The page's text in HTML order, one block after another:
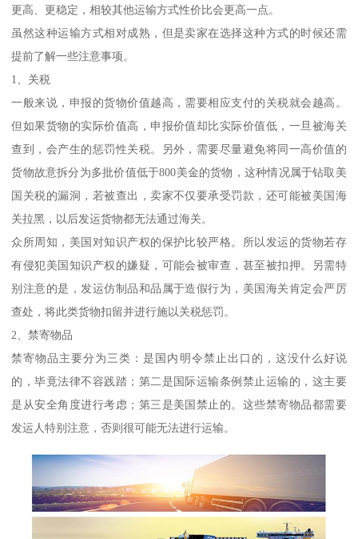
更高、更稳定，相较其他运输方式性价比会更高一点。
虽然这种运输方式相对成熟，但是卖家在选择这种方式的时候还需
提前了解一些注意事项。
1、关税
一般来说，申报的货物价值越高，需要相应支付的关税就会越高。
但如果货物的实际价值高，申报价值却比实际价值低，一旦被海关
查到，会产生的惩罚性关税。另外，需要尽量避免将同一高价值的
货物故意拆分为多批价值低于800美金的货物，这种情况属于钻取美
国关税的漏洞，若被查出，卖家不仅要承受罚款，还可能被美国海
关拉黑，以后发运货物都无法通过海关。
众所周知，美国对知识产权的保护比较严格。所以发运的货物若存
有侵犯美国知识产权的嫌疑，可能会被审查，甚至被扣押。另需特
别注意的是，发运仿制品和品属于造假行为，美国海关肯定会严厉
查处，将此类货物扣留并进行施以关税惩罚。
2、禁寄物品
禁寄物品主要分为三类：是国内明令禁止出口的，这没什么好说
的，毕竟法律不容践踏；第二是国际运输条例禁止运输的，这主要
是从安全角度进行考虑；第三是美国禁止的。这些禁寄物品都需要
发运人特别注意，否则很可能无法进行运输。